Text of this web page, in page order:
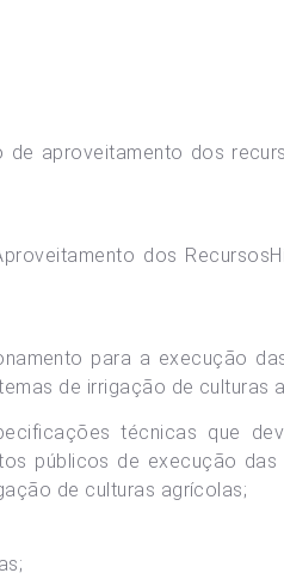
aproveitamento dos
dos
para a execução
de irrigação de culturas
técnicas que
públicos de execução
de culturas agrícolas;